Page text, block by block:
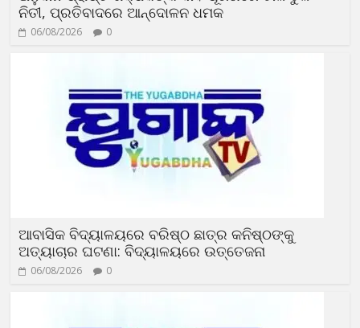
ନିତୀ, ପ୍ରତିବାଦରେ ଆନ୍ଦୋଳନ ଧମକ
06/08/2026 0
ଆବାସିକ ବିଦ୍ୟାଳୟରେ ବରିଷ୍ଠ ଛାତ୍ର କନିଷ୍ଠଙ୍କୁ
ଅତ୍ୟାଚାର ଘଟଣା: ବିଦ୍ୟାଳୟରେ ଉତ୍ତେଜନା
06/08/2026 0